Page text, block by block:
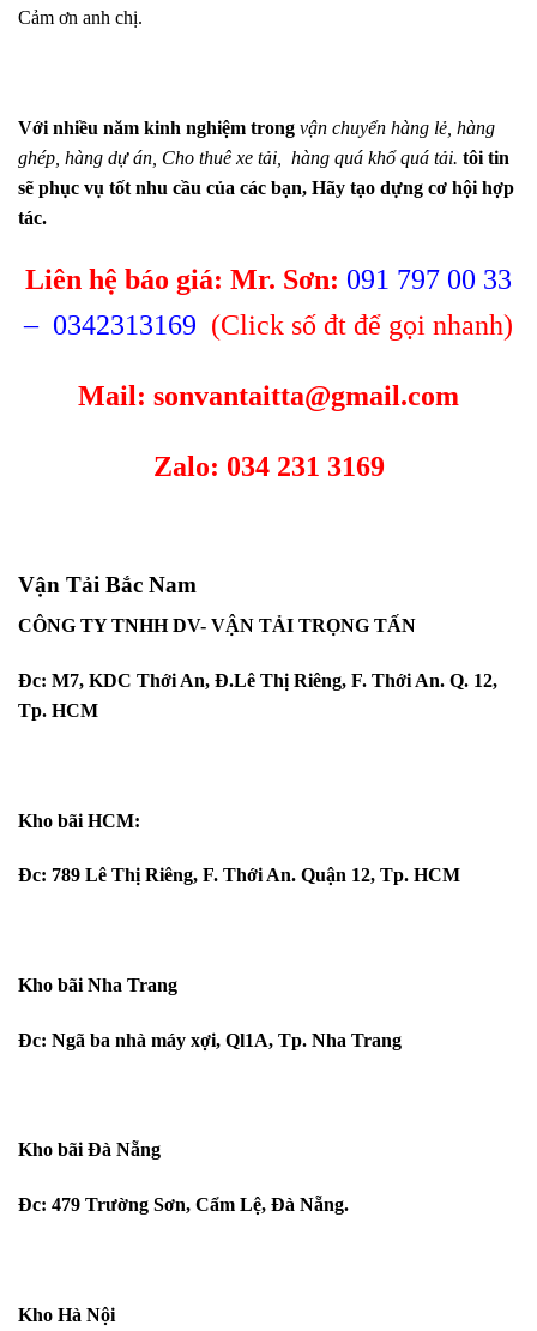
Cảm ơn anh chị.
Với nhiều năm kinh nghiệm trong vận chuyển hàng lẻ, hàng
ghép hàng dự án Cho thuê xe tải hàng quá khổ quá tải. tôi tin
sẽ phục vụ tốt nhu cầu của các bạn, Hãy tạo dựng cơ hội hợp
tác.
Liên hệ báo giá: Mr. Sơn: 091 797 00 33
– 0342313169 (Click số đt để gọi nhanh)
Mail: sonvantaitta@gmail.com
Zalo: 034 231 3169
Vận Tải Bắc Nam
CÔNG TY TNHH DV- VẬN TẢI TRỌNG TẤN
Đc: M7, KDC Thới An, Đ.Lê Thị Riêng, F. Thới An. Q. 12,
Tp. HCM
Kho bãi HCM:
Đc: 789 Lê Thị Riêng, F. Thới An. Quận 12, Tp. HCM
Kho bãi Nha Trang
Đc: Ngã ba nhà máy xợi, Ql1A, Tp. Nha Trang
Kho bãi Đà Nẵng
Đc: 479 Trường Sơn, Cẩm Lệ, Đà Nẵng.
Kho Hà Nội